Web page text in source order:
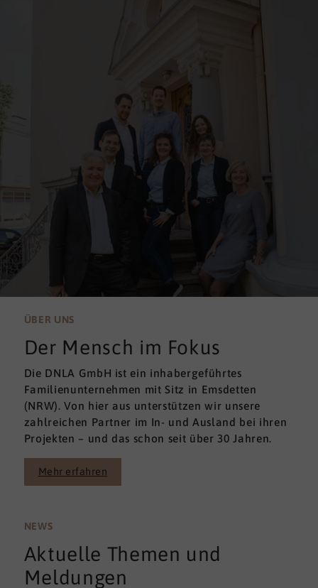
ÜBER UNS
Der Mensch im Fokus
Die DNLA GmbH ist ein inhabergeführtes
Familienunternehmen mit Sitz in Emsdetten
(NRW). Von hier aus unterstützen wir unsere
zahlreichen Partner im In- und Ausland bei ihren
Projekten – und das schon seit über 30 Jahren.
Mehr erfahren
NEWS
Aktuelle Themen und
Meldungen